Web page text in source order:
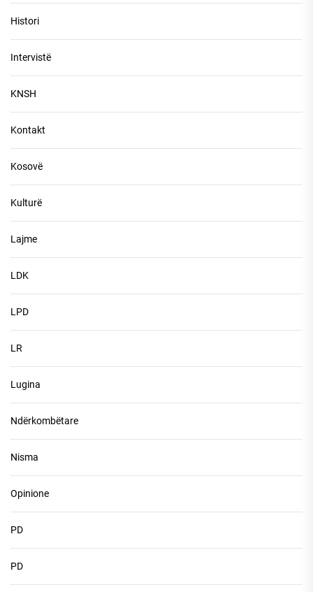
Histori
Intervistë
KNSH
Kontakt
Kosovë
Kulturë
Lajme
LDK
LPD
LR
Lugina
Ndërkombëtare
Nisma
Opinione
PD
PD